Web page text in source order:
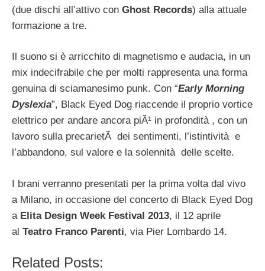
(due dischi all’attivo con Ghost Records) alla attuale
formazione a tre.
Il suono si è arricchito di magnetismo e audacia, in un
mix indecifrabile che per molti rappresenta una forma
genuina di sciamanesimo punk. Con “Early Morning
Dyslexia”, Black Eyed Dog riaccende il proprio vortice
elettrico per andare ancora piÃ¹ in profondità , con un
lavoro sulla precarietÃ dei sentimenti, l’istintività e
l’abbandono, sul valore e la solennità delle scelte.
I brani verranno presentati per la prima volta dal vivo
a Milano, in occasione del concerto di Black Eyed Dog
a Elita Design Week Festival 2013, il 12 aprile
al Teatro Franco Parenti, via Pier Lombardo 14.
Related Posts: